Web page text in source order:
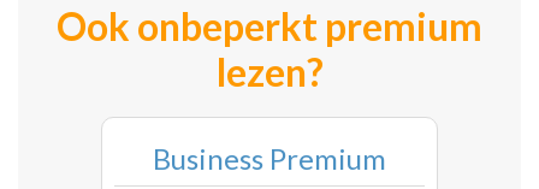
Ook onbeperkt premium
lezen?
Business Premium